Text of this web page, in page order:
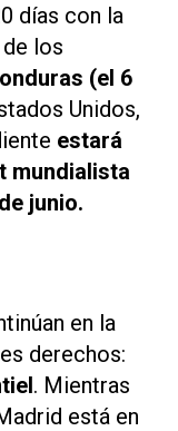
días con la
los
(el 6
Unidos,
estará
mundialista
junio.
en la
derechos:
. Mientras
está en